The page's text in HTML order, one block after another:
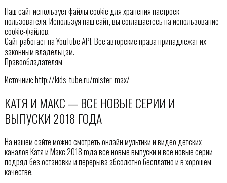
Наш сайт использует файлы cookie для хранения настроек
пользователя. Используя наш сайт, вы соглашаетесь на использование
cookie-файлов.
Сайт работает на YouTube API. Все авторские права принадлежат их
законным владельцам.
Правообладателям
Источник: http://kids-tube.ru/mister_max/
КАТЯ И МАКС — ВСЕ НОВЫЕ СЕРИИ И
ВЫПУСКИ 2018 ГОДА
На нашем сайте можно смотреть онлайн мультики и видео детских
каналов Катя и Макс 2018 года все новые выпуски и все новые серии
подряд без остановки и перерыва абсолютно бесплатно и в хорошем
качестве.